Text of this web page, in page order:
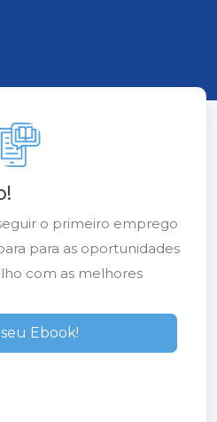
o primeiro emprego
para as oportunidades
com as melhores
Ebook!